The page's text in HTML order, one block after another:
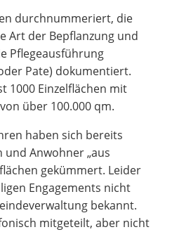
durchnummeriert, die
Art der Bepflanzung und
Pflegeausführung
Pate) dokumentiert.
1000 Einzelflächen mit
über 100.000 qm.
haben sich bereits
Anwohner „aus
gekümmert. Leider
Engagements nicht
bekannt.
mitgeteilt, aber nicht